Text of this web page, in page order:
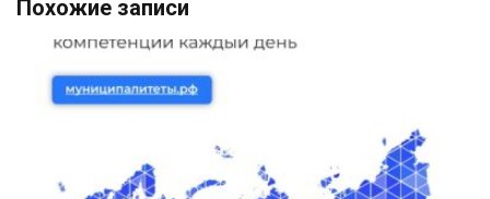
Похожие записи